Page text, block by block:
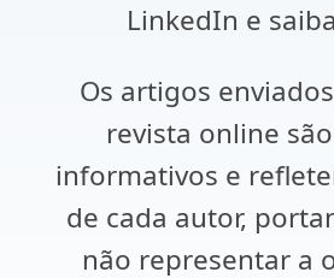
LinkedIn e
Os artigos
revista online
informativos e
de cada autor,
não representar a